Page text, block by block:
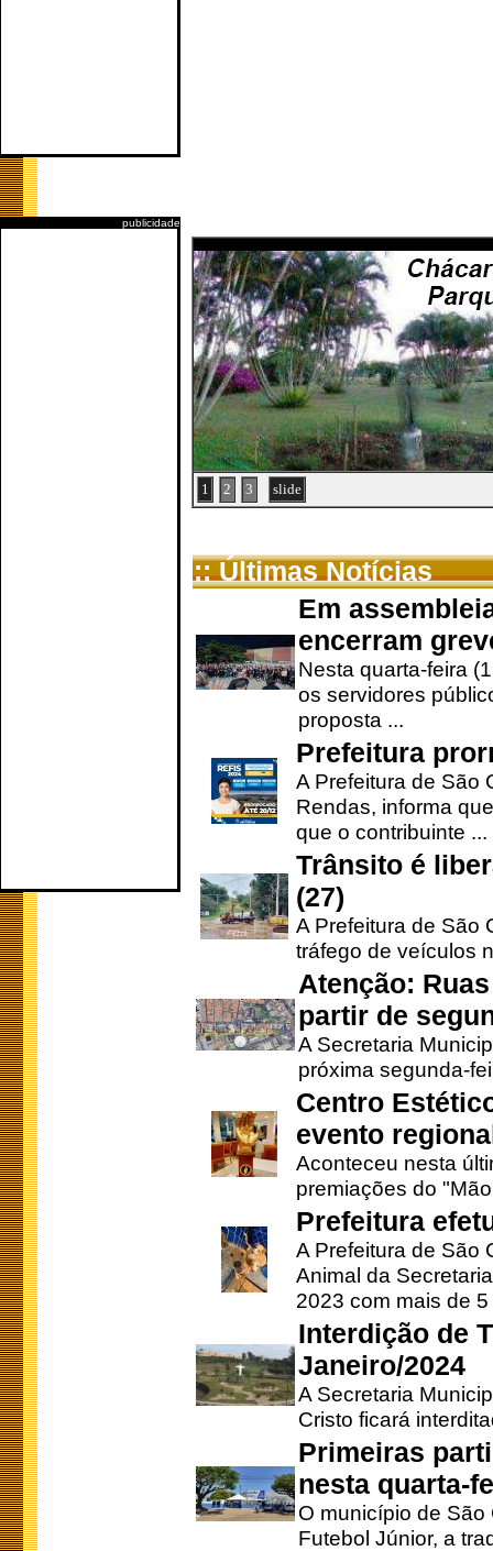
publicidade
1 2 3 slide
:: Últimas Notícias
Em
encerram
Nesta quarta-feira
os servidores
proposta ...
Prefeitura
A Prefeitura de São
Rendas, informa
que o contribuinte ...
Trânsito é
(27)
A Prefeitura de São
tráfego de veículos
Atenção:
partir de
A Secretaria
próxima segunda-
Centro
evento
Aconteceu nesta
premiações do
Prefeitura
A Prefeitura de São
Animal da
2023 com mais de 5
Interdição de
Janeiro/2024
A Secretaria
Cristo ficará
Primeiras
nesta quarta-
O município de
Futebol Júnior, a